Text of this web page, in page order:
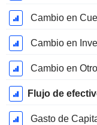
Cambio en
Cambio en
Cambio en
Flujo de
Gasto de